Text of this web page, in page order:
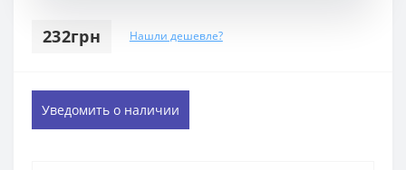
232грн Нашли дешевле?
Уведомить о наличии